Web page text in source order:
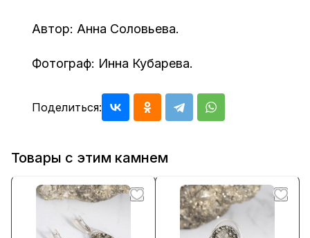
Автор: Анна Соловьева.
Фотограф: Инна Кубарева.
Поделиться:
Товары с этим камнем